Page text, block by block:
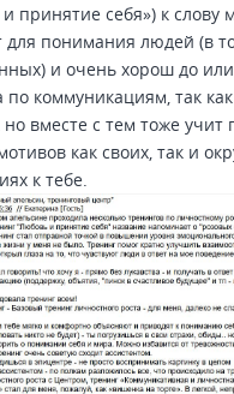
принятие себя») к слову
для понимания людей (в
и очень хорош до
по коммуникациям, так
вместе с тем тоже учит
как своих, так и
к тебе.